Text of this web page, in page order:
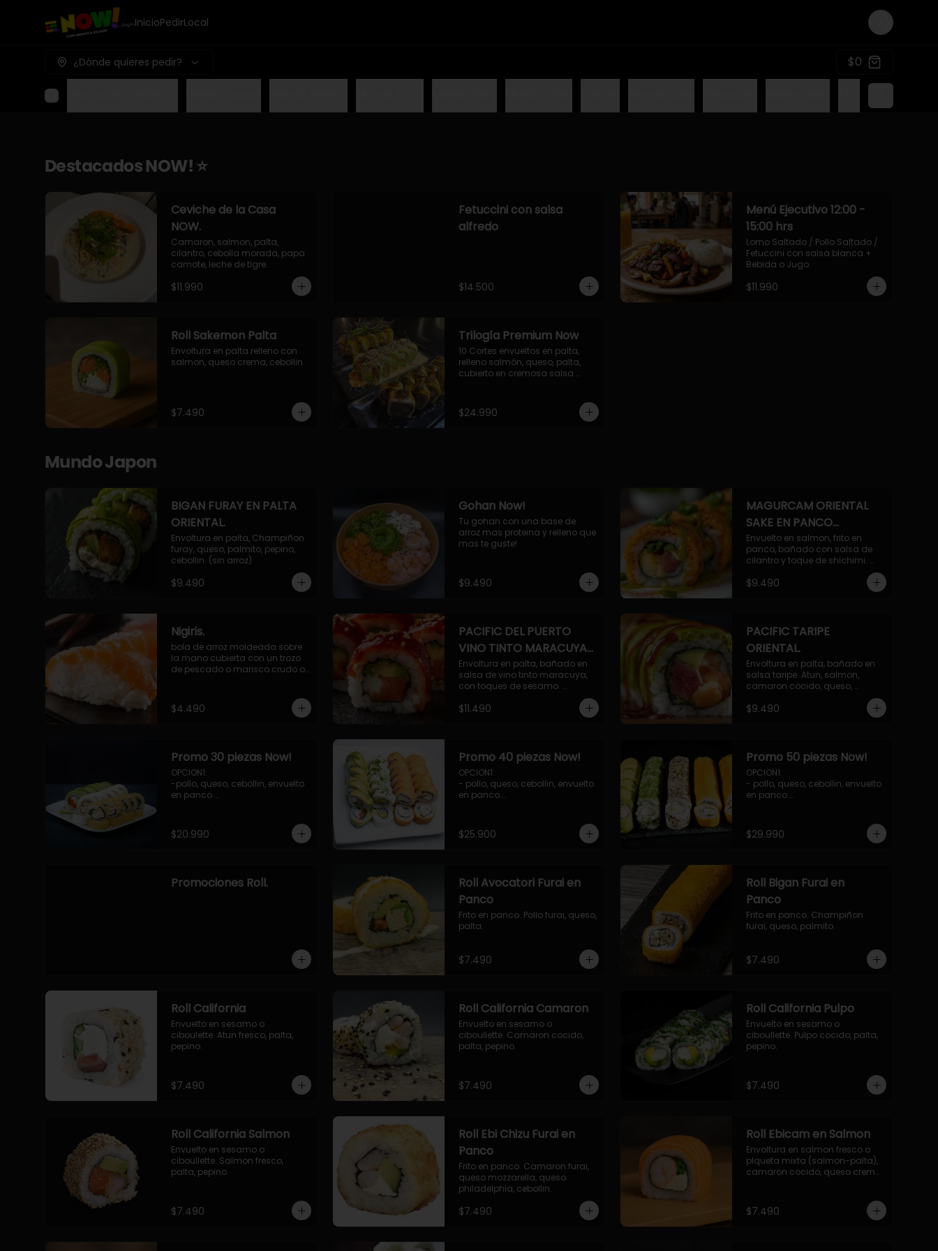
InicioPedirLocal Login
¿Dónde quieres pedir? $0
Destacados NOW! ⭐
Ceviche de la Casa
NOW.
Camaron, salmon, palta,
cilantro, cebolla morada, papa
camote, leche de tigre.
$11.990
Fetuccini con salsa
alfredo
$14.500
Menú Ejecutivo 12:00 -
15:00 hrs
Lomo Saltado / Pollo Saltado /
Fetuccini con salsa blanca +
Bebida o Jugo
$11.990
Roll Sakemon Palta
Envoltura en palta relleno con
salmon, queso crema, cebollin.
$7.490
Trilogía Premium Now
10 Cortes envueltos en palta,
relleno salmón, queso, palta,
cubierto en cremosa salsa
crema, relleno de pollo
apanado y palta, cubierto con
salmón.
$24.990
Mundo Japon
BIGAN FURAY EN PALTA
ORIENTAL.
Envoltura en palta, Champiñon
furay, queso, palmito, pepino,
cebollin. (sin arroz)
$9.490
Gohan Now!
Tu gohan con una base de
arroz mas proteina y relleno que
mas te guste!
$9.490
MAGURCAM ORIENTAL
SAKE EN PANCO
ACILANTRADO.
Envuelto en salmon, frito en
panco, bañado con salsa de
cilantro y toque de shichimi.
Atun, camaron, queso, cebollin.
$9.490
Nigiris.
bola de arroz moldeada sobre
la mano cubierta con un trozo
de pescado o marisco crudo o
$4.490
PACIFIC DEL PUERTO
VINO TINTO MARACUYA
ORIENTAL.
Envoltura en palta, bañado en
salsa de vino tinto maracuya,
con toques de sesamo.
Camaron furai, salmon, queso,
pepino.
$11.490
PACIFIC TARIPE
ORIENTAL.
Envoltura en palta, bañado en
salsa taripe. Atun, salmon,
camaron cocido, queso,
$9.490
Promo 30 piezas Now!
OPCION1:
-pollo, queso, cebollin, envuelto
en panco.
-palmito, pepino, queso,
envuelto ciboulette o sesamo.
-camaron, palta, cebollin,
$20.990
Promo 40 piezas Now!
OPCION1:
- pollo, queso, cebollin, envuelto
en panco.
- palmito, pepino, queso,
envuelto en palta.
- pollo, queso, cebollin, envuelto
en panco.
- camaron, queso, cebollin,
envuelto en palta.
- palmito, pepino, queso,
- salmon, queso, palta, envuelto
en queso.
$25.900
Promo 50 piezas Now!
OPCION1:
- pollo, queso, cebollin, envuelto
en panco.
- palmito, pepino, queso,
envuelto en palta.
OPCION2:
- pollo, queso, cebollin, envuelto
en panco.
- camaron, queso, cebollin,
envuelto en panco.
- salmon, queso, palta, envuelto
$29.990
Promociones Roll.
Roll Avocatori Furai en
Panco
Frito en panco. Pollo furai, queso,
palta.
$7.490
Roll Bigan Furai en
Panco
Frito en panco. Champiñon
furai, queso, palmito.
$7.490
Roll California
Envuelto en sesamo o
ciboulette. Atun fresco, palta,
pepino.
$7.490
Roll California Camaron
Envuelto en sesamo o
ciboullette. Camaron cocido,
palta, pepino.
$7.490
Roll California Pulpo
Envuelto en sesamo o
ciboullette. Pulpo cocido, palta,
pepino.
$7.490
Roll California Salmon
Envuelto en sesamo o
ciboullette. Salmon fresco,
palta, pepino.
$7.490
Roll Ebi Chizu Furai en
Panco
Frito en panco. Camaron furai,
queso mozzarella, queso
philadelphia, cebollin.
$7.490
Roll Ebicam en Salmon
Envoltura en salmon fresco o
plqueta mixta (salmon-palta),
camaron cocido, queso crema,
$7.490